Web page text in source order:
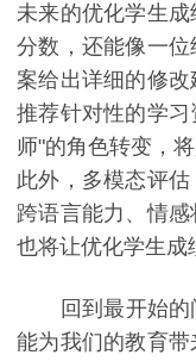
未来的优化学生
分数，还能像一
案给出详细的修
推荐针对性的学
师"的角色转变，
此外，多模态评估
跨语言能力、情感
也将让优化学生成
回到最开始的
能为我们的教育